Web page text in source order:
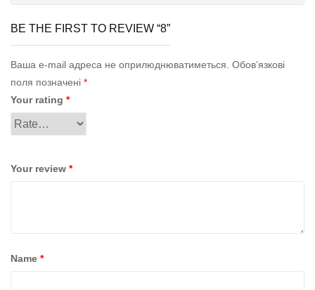
BE THE FIRST TO REVIEW “8”
Ваша e-mail адреса не оприлюднюватиметься. Обов’язкові
поля позначені *
Your rating *
Your review *
Name *